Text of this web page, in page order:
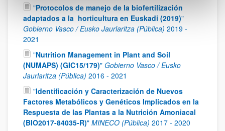
"Protocolos de manejo de la biofertilización
adaptados a la horticultura en Euskadi (2019)"
Gobierno Vasco / Eusko Jaurlaritza (Pública) 2019 -
2021
"Nutrition Management in Plant and Soil
(NUMAPS) (GIC15/179)" Gobierno Vasco / Eusko
Jaurlaritza (Pública) 2016 - 2021
"Identificación y Caracterización de Nuevos
Factores Metabólicos y Genéticos Implicados en la
Respuesta de las Plantas a la Nutrición Amoniacal
(BIO2017-84035-R)" MINECO (Pública) 2017 - 2020